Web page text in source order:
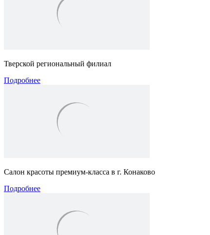
Тверской региональный филиал
Подробнее
Салон красоты премиум-класса в г. Конаково
Подробнее